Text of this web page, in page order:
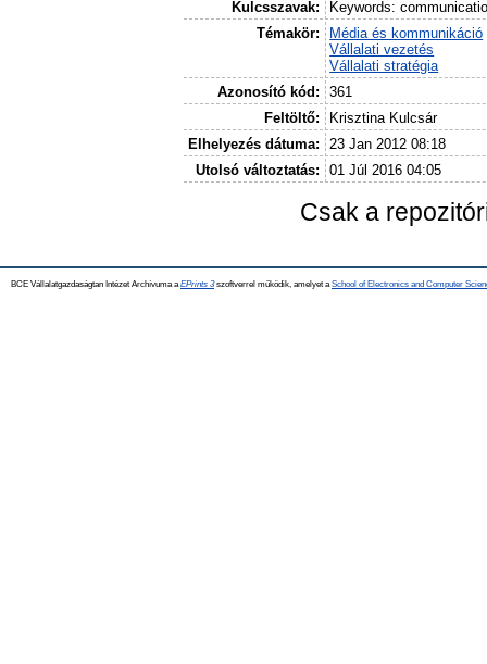
Kulcsszavak:
Keywords:
Témakör:
Média és kommunikáció
Vállalati vezetés
Vállalati stratégia
Azonosító kód:
361
Feltöltő:
Krisztina Kulcsár
Elhelyezés dátuma:
23 Jan 2012 08:18
Utolsó változtatás:
01 Júl 2016 04:05
Csak a
BCE Vállalatgazdaságtan Intézet Archívuma a EPrints 3szoftverrel működik, amelyet a School of Electronics and Computer